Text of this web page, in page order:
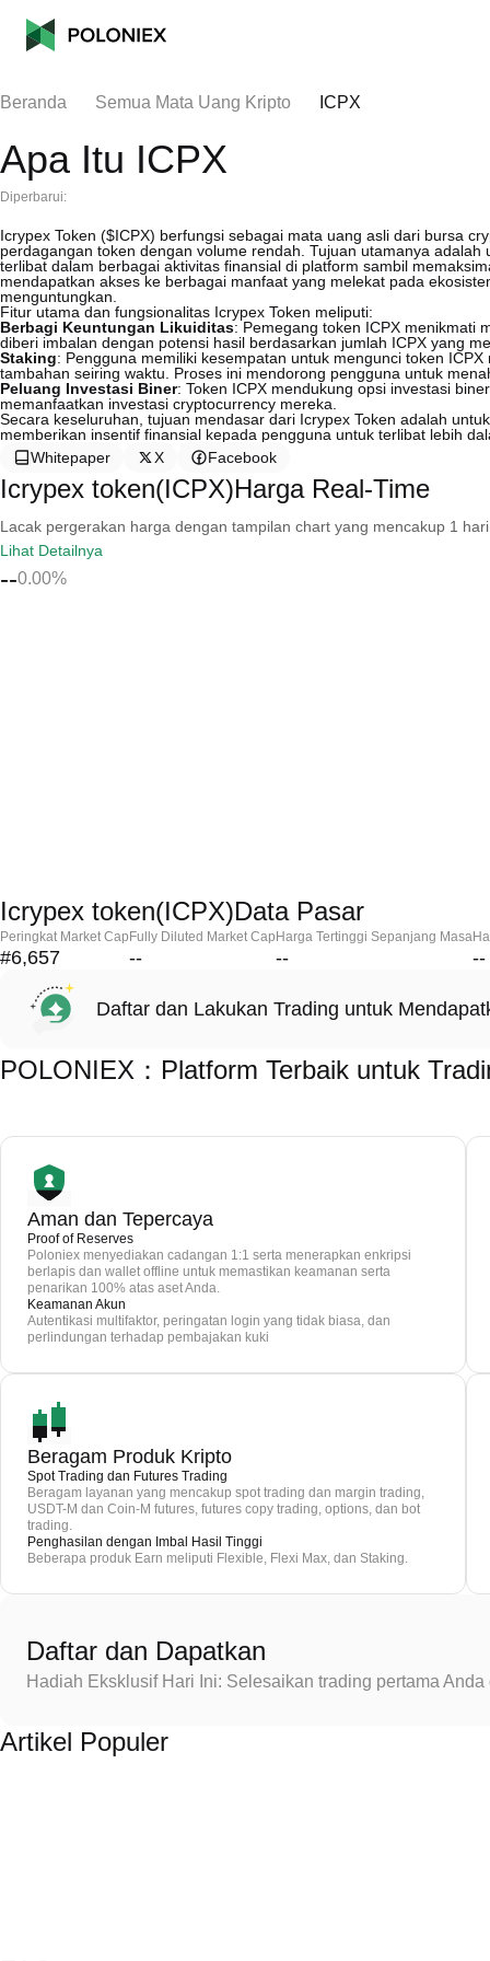
Beranda Semua Mata Uang Kripto ICPX
Apa Itu ICPX
Diperbarui:
Icrypex Token ($ICPX) berfungsi sebagai mata uang asli dari bursa
perdagangan token dengan volume rendah. Tujuan utamanya
terlibat dalam berbagai aktivitas finansial di platform sambil
mendapatkan akses ke berbagai manfaat yang melekat pada
menguntungkan.
Fitur utama dan fungsionalitas Icrypex Token meliputi:
Berbagi Keuntungan Likuiditas: Pemegang token ICPX menikmati
diberi imbalan dengan potensi hasil berdasarkan jumlah ICPX yang
Staking: Pengguna memiliki kesempatan untuk mengunci token
tambahan seiring waktu. Proses ini mendorong pengguna untuk
Peluang Investasi Biner: Token ICPX mendukung opsi investasi
memanfaatkan investasi cryptocurrency mereka.
Secara keseluruhan, tujuan mendasar dari Icrypex Token adalah
memberikan insentif finansial kepada pengguna untuk terlibat lebih
Whitepaper
X Facebook
Icrypex token(ICPX)Harga Real-Time
Lacak pergerakan harga dengan tampilan chart yang mencakup 1
Lihat Detailnya
--0.00%
Icrypex token(ICPX)Data Pasar
Peringkat Market Cap
#6,657
Fully Diluted Market Cap
--
Harga Tertinggi Sepanjang Masa
-- --
Daftar dan Lakukan Trading untuk
POLONIEX：Platform Terbaik untuk
Aman dan Tepercaya
Proof of Reserves
Poloniex menyediakan cadangan 1:1 serta menerapkan enkripsi
berlapis dan wallet offline untuk memastikan keamanan serta
penarikan 100% atas aset Anda.
Keamanan Akun
Autentikasi multifaktor, peringatan login yang tidak biasa, dan
perlindungan terhadap pembajakan kuki
Beragam Produk Kripto
Spot Trading dan Futures Trading
Beragam layanan yang mencakup spot trading dan margin trading,
USDT-M dan Coin-M futures, futures copy trading, options, dan bot
trading.
Penghasilan dengan Imbal Hasil Tinggi
Beberapa produk Earn meliputi Flexible, Flexi Max, dan Staking.
Daftar dan Dapatkan
Hadiah Eksklusif Hari Ini: Selesaikan trading pertama
Artikel Populer